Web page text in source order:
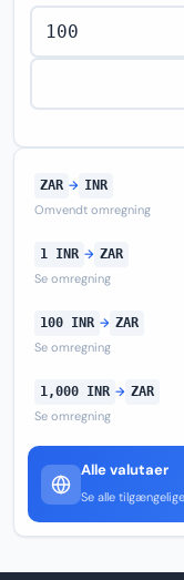
ZAR → INR
Omvendt omregning
1 INR → ZAR
Se omregning
100 INR → ZAR
Se omregning
1,000 INR → ZAR
Se omregning
Alle valutaer
Se alle